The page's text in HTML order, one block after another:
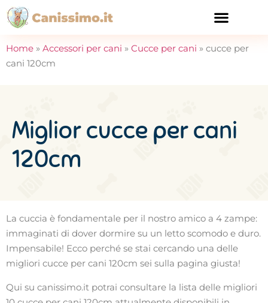
Home » Accessori per cani » Cucce per cani » cucce per
cani 120cm
Miglior cucce per cani
120cm
La cuccia è fondamentale per il nostro amico a 4 zampe:
immaginati di dover dormire su un letto scomodo e duro.
Impensabile! Ecco perché se stai cercando una delle
migliori cucce per cani 120cm sei sulla pagina giusta!
Qui su canissimo.it potrai consultare la lista delle migliori